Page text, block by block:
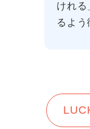
けれる
るよう